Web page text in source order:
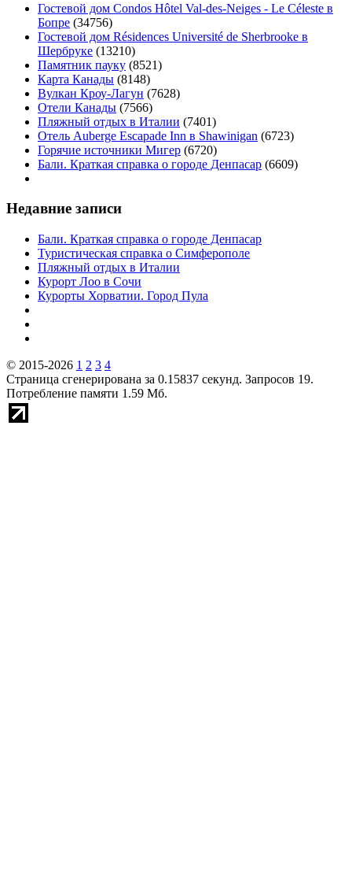
Гостевой дом Condos Hôtel Val-des-Neiges - Le Céleste в
Бопре (34756)
Гостевой дом Résidences Université de Sherbrooke в
Шербруке (13210)
Памятник пауку (8521)
Карта Канады (8148)
Вулкан Кроу-Лагун (7628)
Отели Канады (7566)
Пляжный отдых в Италии (7401)
Отель Auberge Escapade Inn в Shawinigan (6723)
Горячие источники Мигер (6720)
Бали. Краткая справка о городе Денпасар (6609)
Недавние записи
Бали. Краткая справка о городе Денпасар
Туристическая справка о Симферополе
Пляжный отдых в Италии
Курорт Лоо в Сочи
Курорты Хорватии. Город Пула
© 2015-2026 1 2 3 4
Страница сгенерирована за 0.15837 секунд. Запросов 19.
Потребление памяти 1.59 Мб.